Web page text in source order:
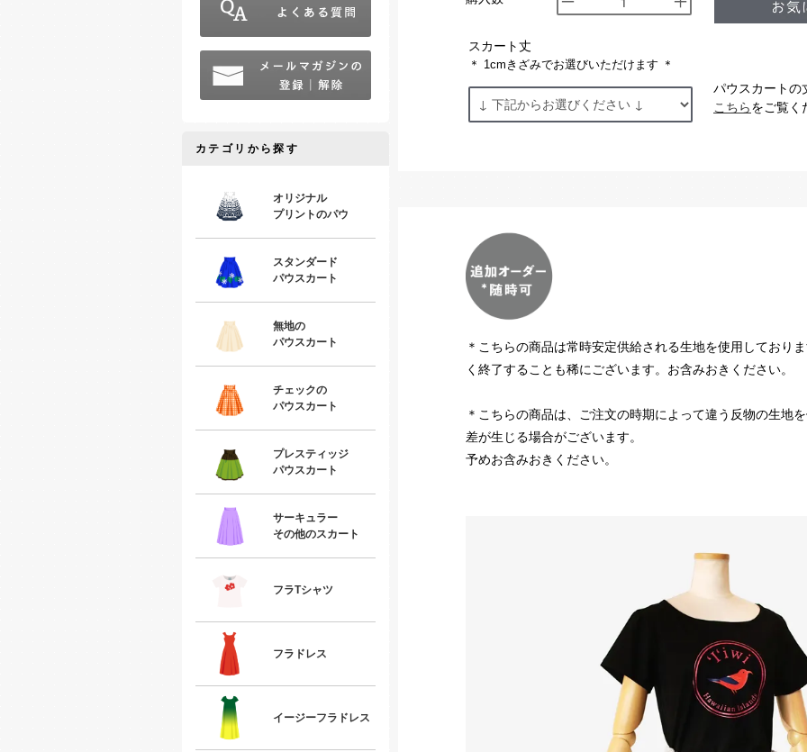
スカート丈
＊ 1cmきざみでお選びいただけます ＊
パウスカートの
こちらをご覧く
＊こちらの商品は常時安定供給される生地を使用しており
く終了することも稀にございます。お含みおきください。
＊こちらの商品は、ご注文の時期によって違う反物の生地
差が生じる場合がございます。
予めお含みおきください。
カテゴリから探す
オリジナル
プリントのパウ
スタンダード
パウスカート
無地の
パウスカート
チェックの
パウスカート
プレスティッジ
パウスカート
サーキュラー
その他のスカート
フラTシャツ
フラドレス
イージーフラドレス